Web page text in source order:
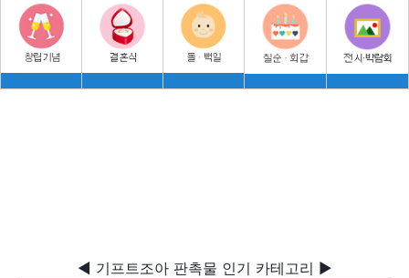
◀ 기프트조아 판촉물 인기 카테고리 ▶